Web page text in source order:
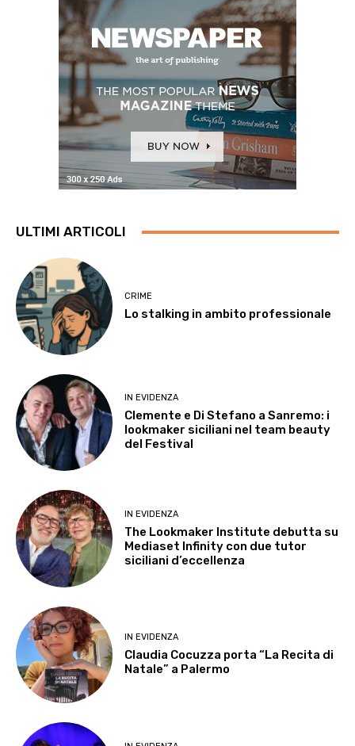
ULTIMI ARTICOLI
CRIME
Lo stalking in ambito professionale
IN EVIDENZA
Clemente e Di Stefano a Sanremo: i
lookmaker siciliani nel team beauty
del Festival
IN EVIDENZA
The Lookmaker Institute debutta su
Mediaset Infinity con due tutor
siciliani d’eccellenza
IN EVIDENZA
Claudia Cocuzza porta “La Recita di
Natale” a Palermo